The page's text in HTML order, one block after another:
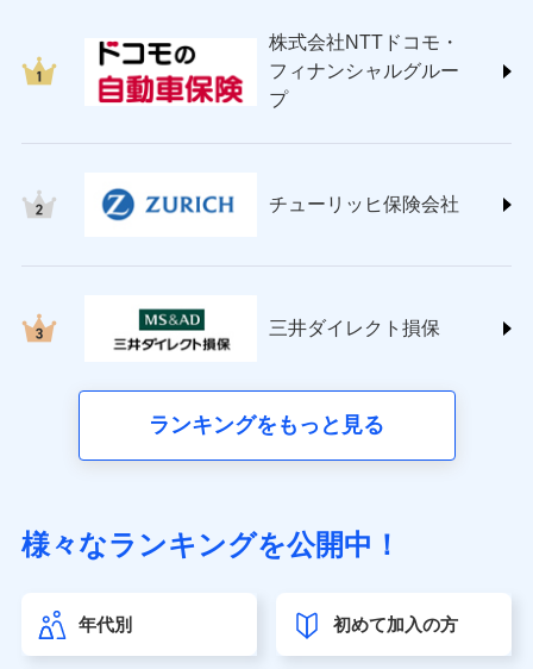
ＳＯＭＰＯダイレクト損害保険株式会社
(https://www.sompo-direct.co.jp/)
チューリッヒ保険会社 (https://www.zurich.co.jp/)
(https://www.nisshinfire.co.jp/)
(https://www.petfamilyins.co.jp/)
ins.com/)
三井ダイレクト損害保険株式会社
（https://www.sonylife.co.jp）
第一ネオ生命保険株式会社（https://neofirst.co.jp/）
大樹生命保険株式会社（https://www.taiju-life.co.jp）
株式会社NTTドコモ・
フィナンシャルグルー
プ
チューリッヒ保険会社
三井ダイレクト損保
ランキングをもっと見る
様々なランキングを公開中！
年代別 初めて加入の方